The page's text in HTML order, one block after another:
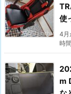
使
4月
時
m